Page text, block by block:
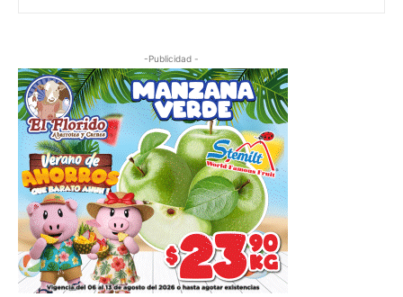
-Publicidad -